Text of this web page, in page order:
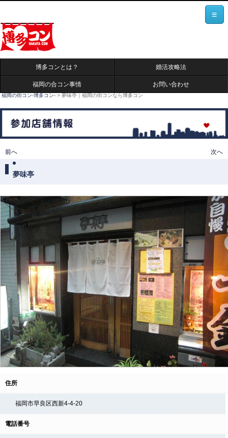
≡
博多コンとは？ 婚活攻略法
福岡の合コン事情 お問い合わせ
福岡の街コン-博多コン- > 夢味亭｜福岡の街コンなら博多コン
投稿ナビゲーション
前へ 次へ
夢味亭
住所
福岡市早良区西新4-4-20
電話番号